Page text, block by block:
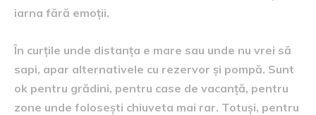
iarna fără emoții.
În curțile unde distanța e mare sau unde nu vrei să
sapi, apar alternativele cu rezervor și pompă. Sunt
ok pentru grădini, pentru case de vacanță, pentru
zone unde folosești chiuveta mai rar. Totuși, pentru